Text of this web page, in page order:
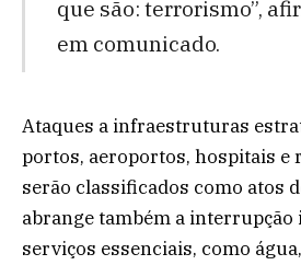
que são: terrorismo”,
em comunicado.
Ataques a infraestruturas
portos, aeroportos, hospitais e
serão classificados como atos
abrange também a
serviços essenciais, como